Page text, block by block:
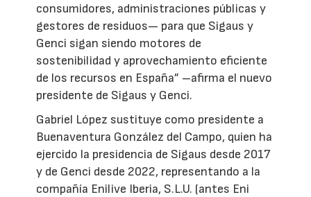
consumidores, administraciones públicas y
gestores de residuos— para que Sigaus y
Genci sigan siendo motores de
sostenibilidad y aprovechamiento eficiente
de los recursos en España” –afirma el nuevo
presidente de Sigaus y Genci.
Gabriel López sustituye como presidente a
Buenaventura González del Campo, quien ha
ejercido la presidencia de Sigaus desde 2017
y de Genci desde 2022, representando a la
compañía Enilive Iberia, S.L.U. (antes Eni